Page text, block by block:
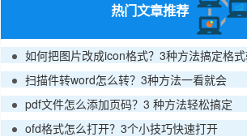
热门文章推荐
如何把图片改成icon格式？3种方法搞定格
扫描件转word怎么转？3种方法一看就会
pdf文件怎么添加页码？3 种方法轻松搞定
ofd格式怎么打开？3个小技巧快速打开